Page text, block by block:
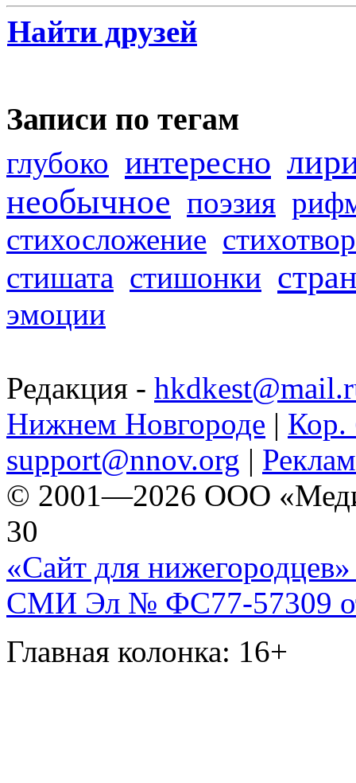
Найти друзей
Записи по тегам
глубоко интересно
необычное поэзия
стихосложение
стишата стишонки
эмоции
Редакция -
Нижнем Новгороде | Кор.
support@nnov.org |
© 2001—2026 ООО
30
«Сайт для нижегородцев»
СМИ Эл № ФС77-57309
Главная колонка: 16+